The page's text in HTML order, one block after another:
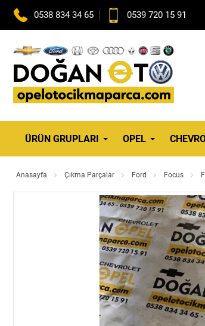
0538 834 34 65 0539 720 15 91
ÜRÜN GRUPLARI OPEL
Anasayfa Çıkma Parçalar Ford Focus